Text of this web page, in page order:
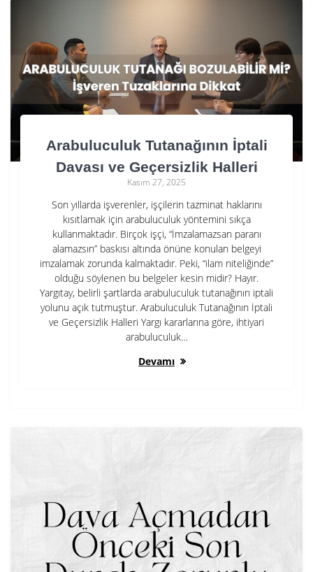
Arabuluculuk Tutanağının İptali
Davası ve Geçersizlik Halleri
Kasım 27, 2025
Son yıllarda işverenler, işçilerin tazminat haklarını
kısıtlamak için arabuluculuk yöntemini sıkça
kullanmaktadır. Birçok işçi, “İmzalamazsan paranı
alamazsın” baskısı altında önüne konulan belgeyi
imzalamak zorunda kalmaktadır. Peki, “ilam niteliğinde”
olduğu söylenen bu belgeler kesin midir? Hayır.
Yargıtay, belirli şartlarda arabuluculuk tutanağının iptali
yolunu açık tutmuştur. Arabuluculuk Tutanağının İptali
ve Geçersizlik Halleri Yargı kararlarına göre, ihtiyari
arabuluculuk…
Devamı